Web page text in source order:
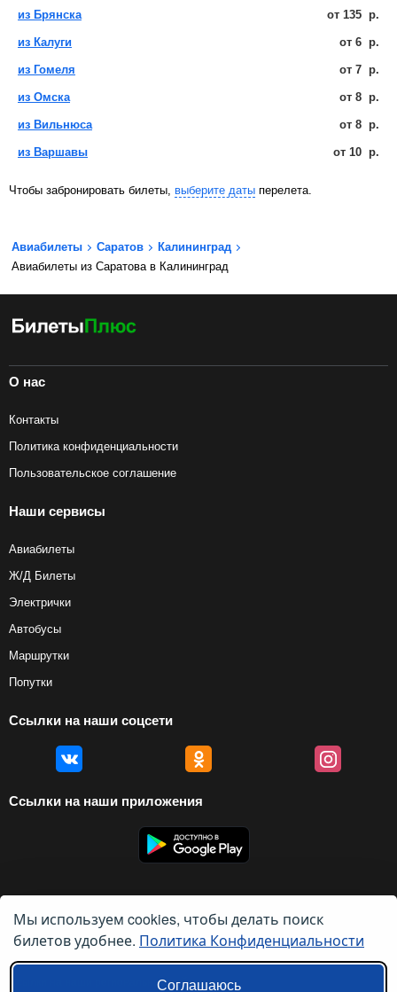
из Брянска от 135 р.
из Калуги от 6 р.
из Гомеля от 7 р.
из Омска от 8 р.
из Вильнюса от 8 р.
из Варшавы от 10 р.
Чтобы забронировать билеты, выберите даты перелета.
Авиабилеты Саратов
Калининград
Авиабилеты из Саратова в Калининград
О нас
Контакты
Политика конфиденциальности
Пользовательское соглашение
Наши сервисы
Авиабилеты
Ж/Д Билеты
Электрички
Автобусы
Маршрутки
Попутки
Ссылки на наши соцсети
Ссылки на наши приложения
© 2012 — 2026, Biletyplus, ООО «Инновэйтив Трэвел Текнолоджиз». Все
права защищены. Использование этого сайта означает принятие правил
пользовательского соглашенияиполитики конфиденциальности.
Ссылки на наши региональные сайты:
Мы используем cookies, чтобы делать поиск
билетов удобнее. Политика Конфиденциальности
Соглашаюсь